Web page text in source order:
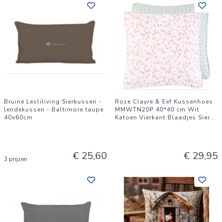
Bruine Lesliliving Sierkussen -
lendekussen - Baltimore taupe
40x60cm
3 prijzen € 25,60
Roze Clayre & Eef Kussenhoes
MMWTN20P 40*40 cm Wit
Katoen Vierkant Blaadjes Sier...
€ 29,95